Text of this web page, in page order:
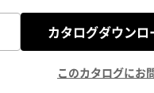
カタログダウンロ
このカタログにお